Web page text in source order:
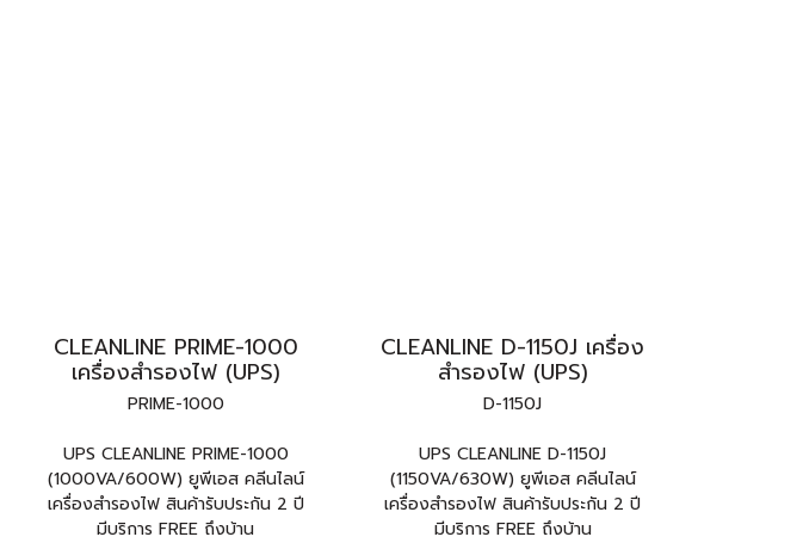
CLEANLINE PRIME-1000
เครื่องสำรองไฟ (UPS)
PRIME-1000
UPS CLEANLINE PRIME-1000
(1000VA/600W) ยูพีเอส คลีนไลน์
เครื่องสำรองไฟ สินค้ารับประกัน 2 ปี
มีบริการ FREE ถึงบ้าน
CLEANLINE D-1150J เครื่อง
สำรองไฟ (UPS)
D-1150J
UPS CLEANLINE D-1150J
(1150VA/630W) ยูพีเอส คลีนไลน์
เครื่องสำรองไฟ สินค้ารับประกัน 2 ปี
มีบริการ FREE ถึงบ้าน